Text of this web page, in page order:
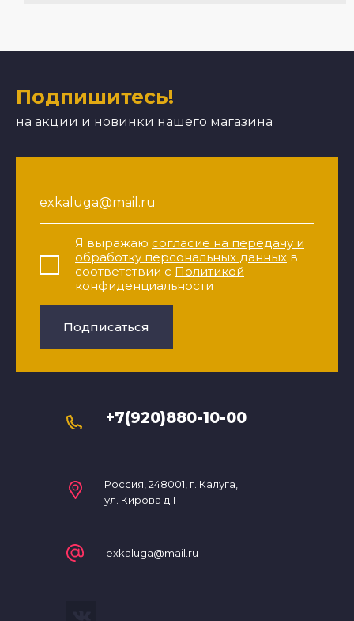
Подпишитесь!
на акции и новинки нашего магазина
Я выражаю согласие на передачу и
обработку персональных данных в
соответствии с Политикой
конфиденциальности
Подписаться
+7(920)880-10-00
Россия, 248001, г. Калуга,
ул. Кирова д.1
exkaluga@mail.ru